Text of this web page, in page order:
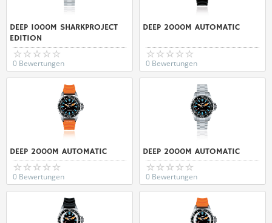
DEEP 1000M SHARKPROJECT
EDITION
0 Bewertungen
DEEP 2000M AUTOMATIC
0 Bewertungen
DEEP 2000M AUTOMATIC
0 Bewertungen
DEEP 2000M AUTOMATIC
0 Bewertungen